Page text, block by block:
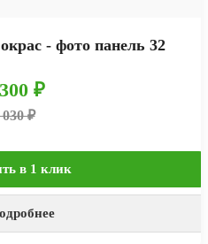
- фото панель 32
₽
₽
в 1 клик